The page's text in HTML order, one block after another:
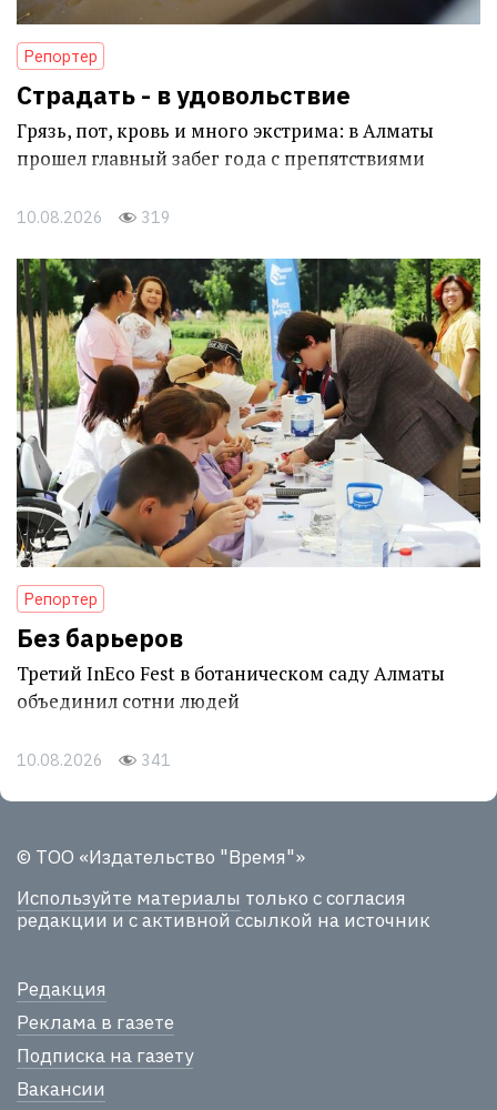
Репортер
Страдать - в удовольствие
Грязь, пот, кровь и много экстрима: в Алматы
прошел главный забег года с препятствиями
10.08.2026 319
Репортер
Без барьеров
Третий InEco Fest в ботаническом саду Алматы
объединил сотни людей
10.08.2026 341
© ТОО «Издательство "Время"»
Используйте материалы только с согласия
редакции и с активной ссылкой на источник
Редакция
Реклама в газете
Подписка на газету
Вакансии